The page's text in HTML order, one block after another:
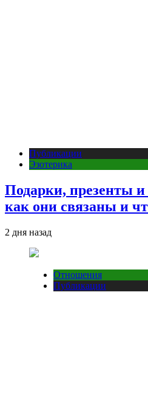
Публикации
Эзотерика
Подарки, презенты и
как они связаны и
2 дня назад
Отношения
Публикации